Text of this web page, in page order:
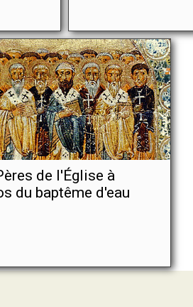
de l'Église à
du baptême d'eau